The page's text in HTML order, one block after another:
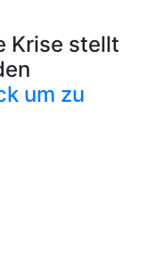
Krise stellt
um zu